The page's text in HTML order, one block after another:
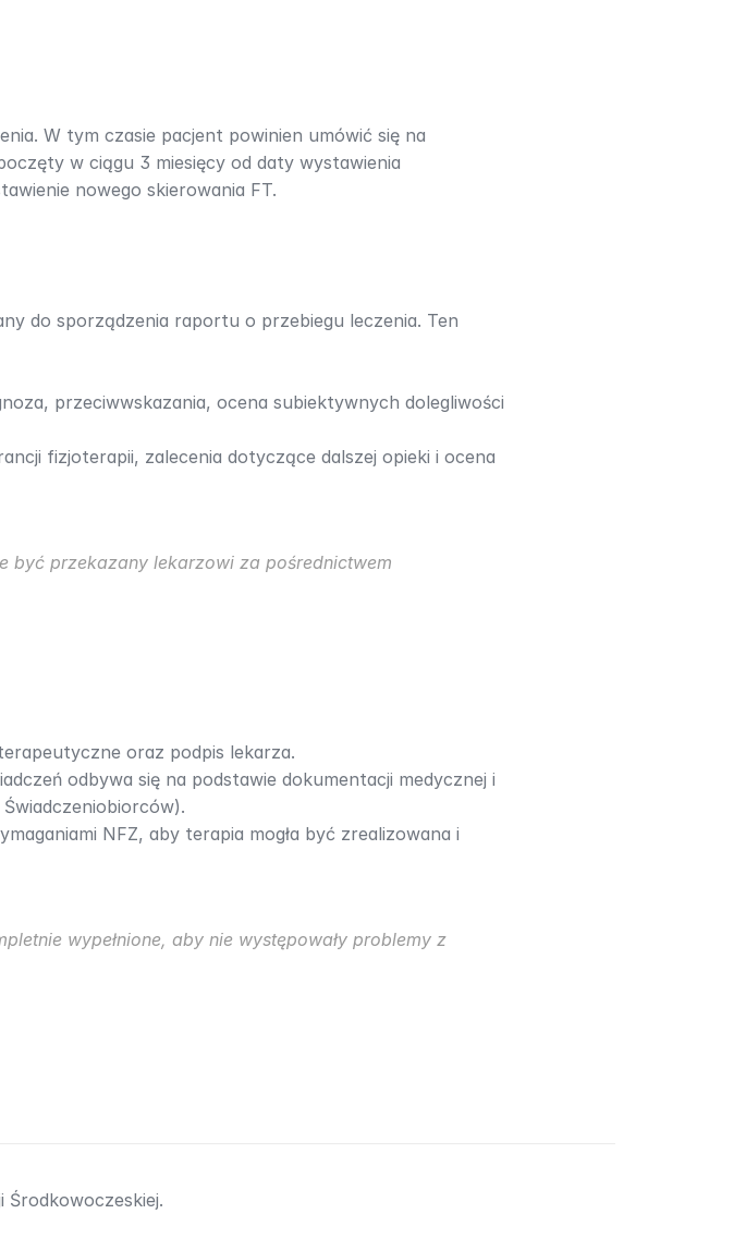
W tym czasie pacjent powinien umówić się na
w ciągu 3 miesięcy od daty wystawienia
nowego skierowania FT.
do sporządzenia raportu o przebiegu leczenia. Ten
przeciwwskazania, ocena subiektywnych dolegliwości
fizjoterapii, zalecenia dotyczące dalszej opieki i ocena
być przekazany lekarzowi za pośrednictwem
oraz podpis lekarza.
odbywa się na podstawie dokumentacji medycznej i
NFZ, aby terapia mogła być zrealizowana i
wypełnione, aby nie występowały problemy z